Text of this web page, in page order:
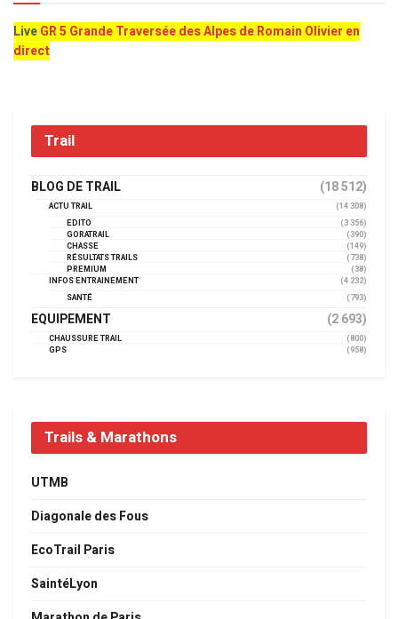
LiveGR 5 Grande Traversée des Alpes de Romain Olivier en
direct
Trail
BLOG DE TRAIL (18 512)
ACTU TRAIL
(14 308)
EDITO
(3 356)
GORATRAIL
(390)
CHASSE
(149)
RÉSULTATS TRAILS
(738)
PREMIUM
(38)
INFOS ENTRAINEMENT
(4 232)
SANTÉ
(793)
EQUIPEMENT (2 693)
CHAUSSURE TRAIL
(800)
GPS
(958)
Trails & Marathons
UTMB
Diagonale des Fous
EcoTrail Paris
SaintéLyon